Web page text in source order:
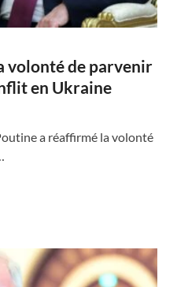
volonté de parvenir
en Ukraine
a réaffirmé la volonté